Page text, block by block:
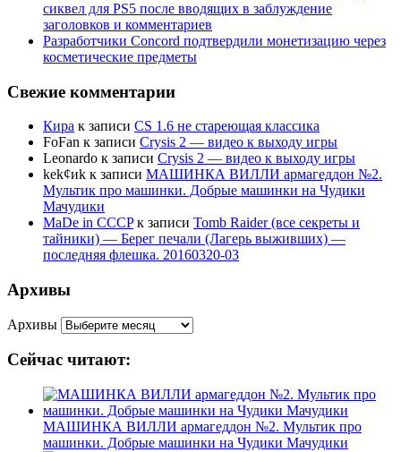
сиквел для PS5 после вводящих в заблуждение
заголовков и комментариев
Разработчики Concord подтвердили монетизацию через
косметические предметы
Свежие комментарии
Кира к записи CS 1.6 не стареющая классика
FoFan к записи Crysis 2 — видео к выходу игры
Leonardo к записи Crysis 2 — видео к выходу игры
kek¢иk к записи МАШИНКА ВИЛЛИ армагеддон №2.
Мультик про машинки. Добрые машинки на Чудики
Мачудики
MaDe in CCCPк записи Tomb Raider (все секреты и
тайники) — Берег печали (Лагерь выживших) —
последняя флешка. 20160320-03
Архивы
Архивы
Сейчас читают:
МАШИНКА ВИЛЛИ армагеддон №2. Мультик про
машинки. Добрые машинки на Чудики Мачудики